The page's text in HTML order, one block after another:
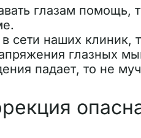
глазам помощь,
сети наших клиник,
глазных
падает, то не